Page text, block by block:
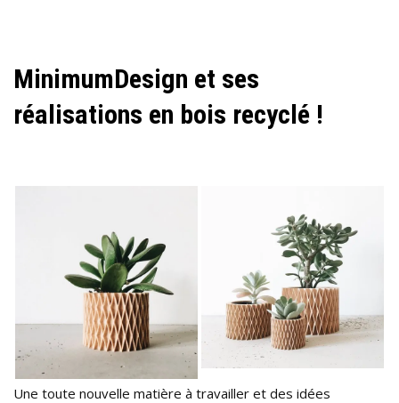
MinimumDesign et ses
réalisations en bois recyclé !
Une toute nouvelle matière à travailler et des idées